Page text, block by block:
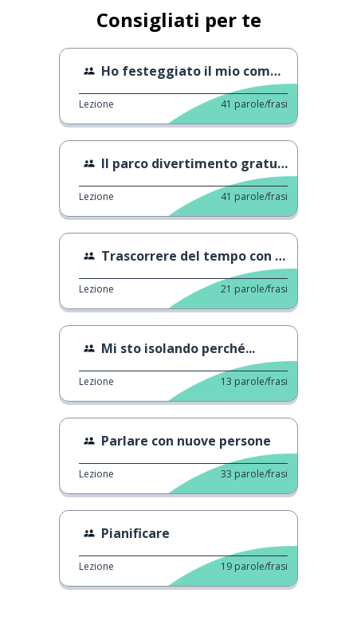
Consigliati per te
Ho festeggiato il mio compleanno!
Lezione 41 parole/frasi
Il parco divertimento gratuito più spaventoso
Lezione 41 parole/frasi
Trascorrere del tempo con la mia famiglia a Izu
Lezione 21 parole/frasi
Mi sto isolando perché...
Lezione 13 parole/frasi
Parlare con nuove persone
Lezione 33 parole/frasi
Pianificare
Lezione 19 parole/frasi